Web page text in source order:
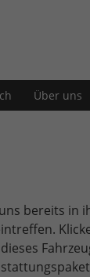
Über uns
bereits in